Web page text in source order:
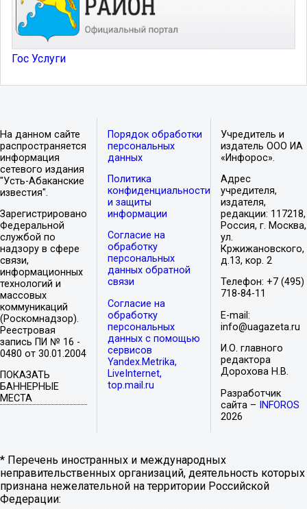
Гос Услуги
На данном сайте
распространяется
информация
сетевого издания
"Усть-Абаканские
известия".
Зарегистрировано
Федеральной
службой по
надзору в сфере
связи,
информационных
технологий и
массовых
коммуникаций
(Роскомнадзор).
Реестровая
запись ПИ № 16 -
0480 от 30.01.2004
ПОКАЗАТЬ
БАННЕРНЫЕ
МЕСТА
Порядок обработки
персональных
данных
Политика
конфиденциальности
и защиты
информации
Согласие на
обработку
персональных
данных обратной
связи
Согласие на
обработку
персональных
данных с помощью
сервисов
Yandex.Metrika,
LiveInternet,
top.mail.ru
Учредитель и
издатель ООО ИА
«Инфорос».
Адрес
учредителя,
издателя,
редакции: 117218,
Россия, г. Москва,
ул.
Кржижановского,
д.13, кор. 2
Телефон: +7 (495)
718-84-11
E-mail:
info@uagazeta.ru
И.О. главного
редактора
Дорохова Н.В.
Разработчик
сайта –
INFOROS
2026
* Перечень иностранных и международных
неправительственных организаций, деятельность которых
признана нежелательной на территории Российской
Федерации: